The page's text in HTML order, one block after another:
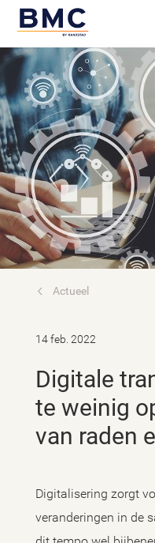
Actueel
14 feb. 2022
Digitale transformatie nog
te weinig
van raden
Digitalisering zorgt
veranderingen in de